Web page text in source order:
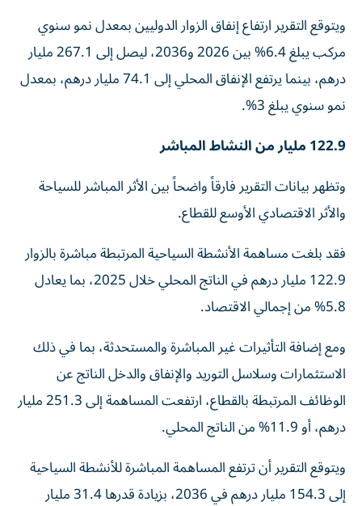
ويتوقع التقرير ارتفاع إنفاق الزوار الدوليين بمعدل نمو سنوي
مركب يبلغ 6.4% بين 2026 و2036، ليصل إلى 267.1 مليار
درهم، بينما يرتفع الإنفاق المحلي إلى 74.1 مليار درهم، بمعدل
نمو سنوي يبلغ 3%.
122.9 مليار من النشاط المباشر
وتظهر بيانات التقرير فارقاً واضحاً بين الأثر المباشر للسياحة
والأثر الاقتصادي الأوسع للقطاع.
فقد بلغت مساهمة الأنشطة السياحية المرتبطة مباشرة بالزوار
122.9 مليار درهم في الناتج المحلي خلال 2025، بما يعادل
5.8% من إجمالي الاقتصاد.
ومع إضافة التأثيرات غير المباشرة والمستحدثة، بما في ذلك
الاستثمارات وسلاسل التوريد والإنفاق والدخل الناتج عن
الوظائف المرتبطة بالقطاع، ارتفعت المساهمة إلى 251.3 مليار
درهم، أو 11.9% من الناتج المحلي.
ويتوقع التقرير أن ترتفع المساهمة المباشرة للأنشطة السياحية
إلى 154.3 مليار درهم في 2036، بزيادة قدرها 31.4 مليار